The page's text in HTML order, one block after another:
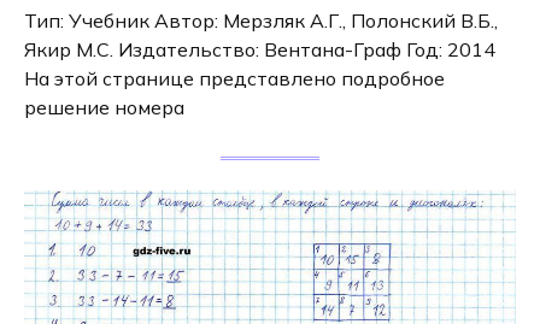
Тип: Учебник Автор: Мерзляк А.Г., Полонский В.Б.,
Якир М.С. Издательство: Вентана-Граф Год: 2014
На этой странице представлено подробное
решение номера